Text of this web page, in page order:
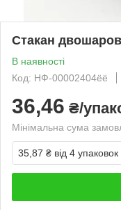
Стакан
В наявності
Код: НФ-00002404ёё
36,46 ₴/
Мінімальна сума
35,87 ₴ від 4 упаковок